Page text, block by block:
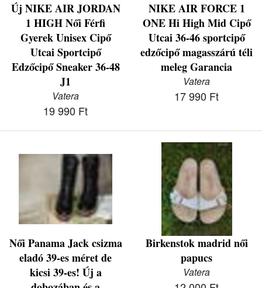
Új NIKE AIR JORDAN
1 HIGH Női Férfi
Gyerek Unisex Cipő
Utcai Sportcipő
Edzőcipő Sneaker 36-48
J1
Vatera
19 990 Ft
NIKE AIR FORCE 1
ONE Hi High Mid Cipő
Utcai 36-46 sportcipő
edzőcipő magasszárú téli
meleg Garancia
Vatera
17 990 Ft
Női Panama Jack csizma
eladó 39-es méret de
kicsi 39-es! Új a
Birkenstok madrid női
papucs
Vatera